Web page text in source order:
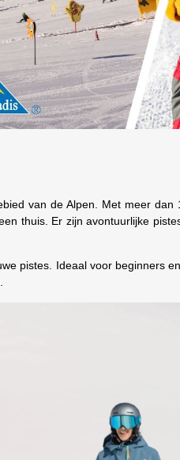
van de Alpen. Met meer dan
thuis. Er zijn avontuurlijke
pistes. Ideaal voor beginners